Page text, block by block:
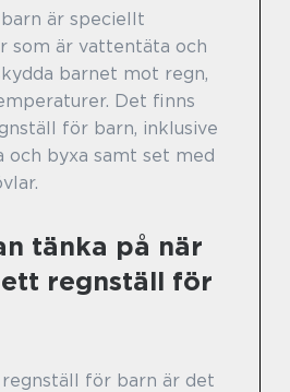
är speciellt
som är vattentäta och
barnet mot regn,
Det finns
för barn, inklusive
och byxa samt set med
tänka på när
regnställ för
för barn är det